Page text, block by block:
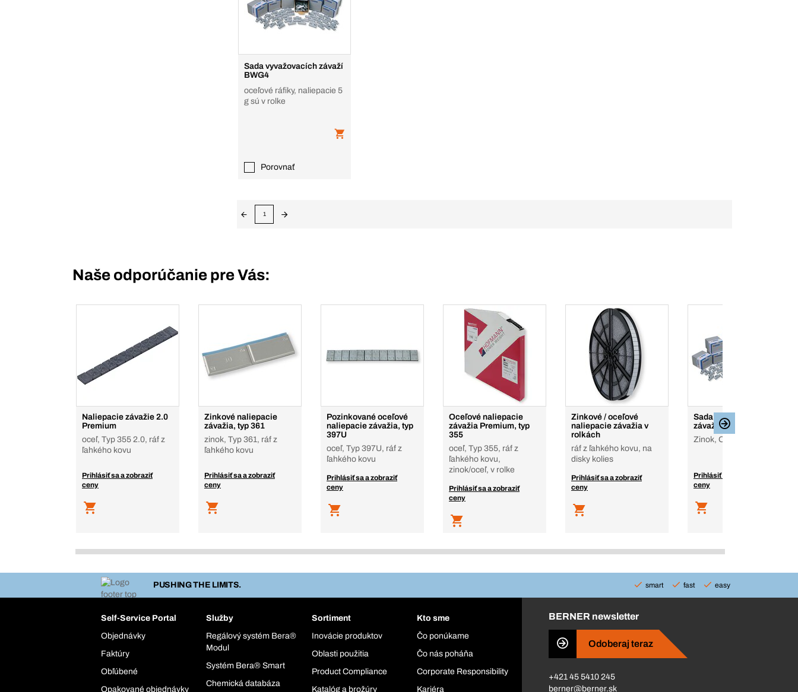
Sada vyvažovacích závaží
BWG4
oceľové ráfiky, naliepacie 5
g sú v rolke
Porovnať
1
Naše odporúčanie pre Vás:
Naliepacie závažie 2.0
Premium
oceľ, Typ 355 2.0, ráf z
ľahkého kovu
Prihlásiť sa a zobraziť
ceny
Zinkové naliepacie
závažia, typ 361
zinok, Typ 361, ráf z
ľahkého kovu
Prihlásiť sa a zobraziť
ceny
Pozinkované oceľové
naliepacie závažia, typ
397U
oceľ, Typ 397U, ráf z
ľahkého kovu
Prihlásiť sa a zobraziť
ceny
Oceľové naliepacie
závažia Premium, typ
355
oceľ, Typ 355, ráf z
ľahkého kovu,
zinok/oceľ, v rolke
Prihlásiť sa a zobraziť
ceny
Zinkové / oceľové
naliepacie závažia v
rolkách
ráf z ľahkého kovu, na
disky kolies
Prihlásiť sa a zobraziť
ceny
Sada vyvažovacích
závaží
Zinok, Oceľové ráfiky
Prihlásiť sa a zobraziť
ceny
PUSHING THE LIMITS. smart fast easy
Self-Service Portal
Objednávky
Faktúry
Obľúbené
Opakované objednávky
Služby
Regálový systém Bera®
Modul
Systém Bera® Smart
Chemická databáza
Sortiment
Inovácie produktov
Oblasti použitia
Product Compliance
Katalóg a brožúry
Kto sme
Čo ponúkame
Čo nás poháňa
Corporate Responsibility
Kariéra
BERNER newsletter
Odoberaj teraz
+421 45 5410 245
berner@berner.sk